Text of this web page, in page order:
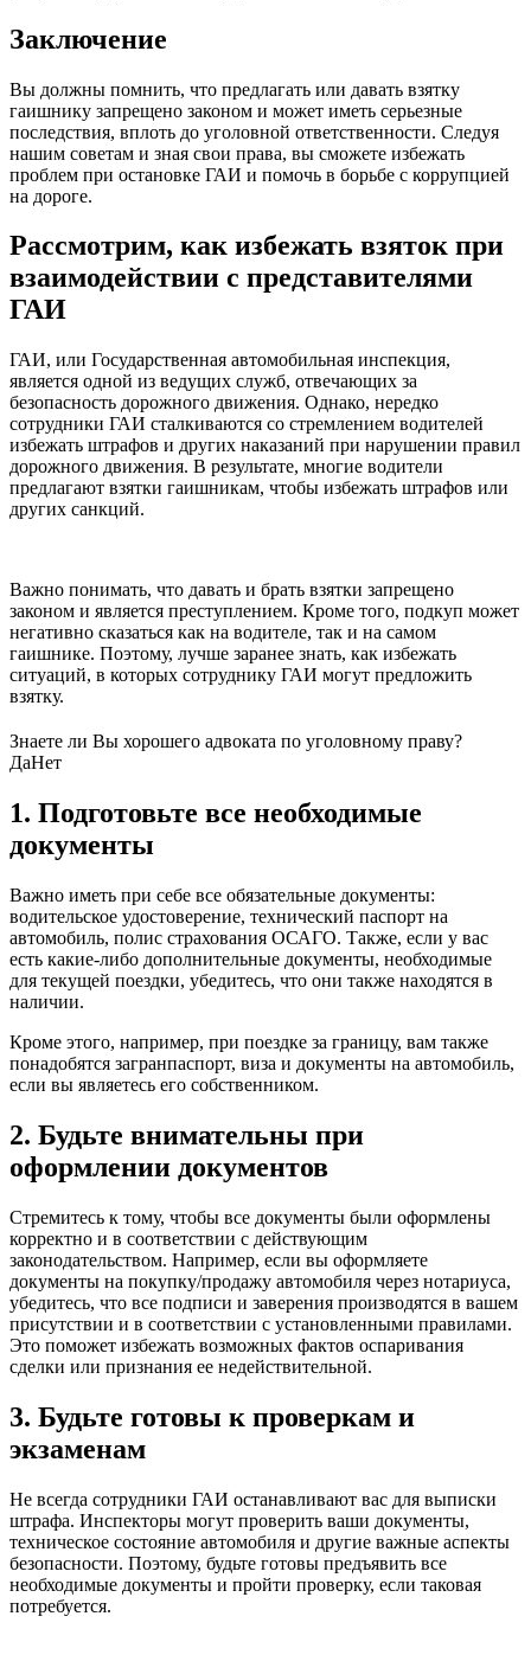
Заключение
Вы должны помнить, что предлагать или давать взятку
гаишнику запрещено законом и может иметь серьезные
последствия, вплоть до уголовной ответственности. Следуя
нашим советам и зная свои права, вы сможете избежать
проблем при остановке ГАИ и помочь в борьбе с коррупцией
на дороге.
Рассмотрим, как избежать взяток при
взаимодействии с представителями
ГАИ
ГАИ, или Государственная автомобильная инспекция,
является одной из ведущих служб, отвечающих за
безопасность дорожного движения. Однако, нередко
сотрудники ГАИ сталкиваются со стремлением водителей
избежать штрафов и других наказаний при нарушении правил
дорожного движения. В результате, многие водители
предлагают взятки гаишникам, чтобы избежать штрафов или
других санкций.
Важно понимать, что давать и брать взятки запрещено
законом и является преступлением. Кроме того, подкуп может
негативно сказаться как на водителе, так и на самом
гаишнике. Поэтому, лучше заранее знать, как избежать
ситуаций, в которых сотруднику ГАИ могут предложить
взятку.
Знаете ли Вы хорошего адвоката по уголовному праву?
ДаНет
1. Подготовьте все необходимые
документы
Важно иметь при себе все обязательные документы:
водительское удостоверение, технический паспорт на
автомобиль, полис страхования ОСАГО. Также, если у вас
есть какие-либо дополнительные документы, необходимые
для текущей поездки, убедитесь, что они также находятся в
наличии.
Кроме этого, например, при поездке за границу, вам также
понадобятся загранпаспорт, виза и документы на автомобиль,
если вы являетесь его собственником.
2. Будьте внимательны при
оформлении документов
Стремитесь к тому, чтобы все документы были оформлены
корректно и в соответствии с действующим
законодательством. Например, если вы оформляете
документы на покупку/продажу автомобиля через нотариуса,
убедитесь, что все подписи и заверения производятся в вашем
присутствии и в соответствии с установленными правилами.
Это поможет избежать возможных фактов оспаривания
сделки или признания ее недействительной.
3. Будьте готовы к проверкам и
экзаменам
Не всегда сотрудники ГАИ останавливают вас для выписки
штрафа. Инспекторы могут проверить ваши документы,
техническое состояние автомобиля и другие важные аспекты
безопасности. Поэтому, будьте готовы предъявить все
необходимые документы и пройти проверку, если таковая
потребуется.